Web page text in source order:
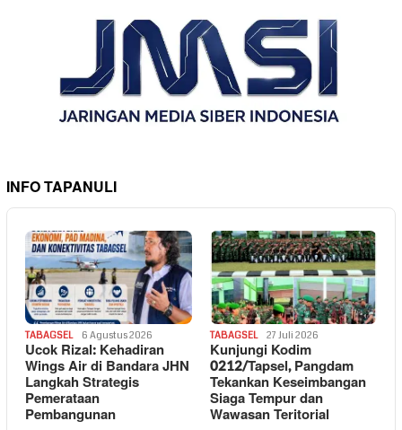
INFO TAPANULI
TABAGSEL 6 Agustus 2026
Ucok Rizal: Kehadiran
Wings Air di Bandara JHN
Langkah Strategis
Pemerataan
Pembangunan
TABAGSEL 27 Juli 2026
Kunjungi Kodim
0212/Tapsel, Pangdam
Tekankan Keseimbangan
Siaga Tempur dan
Wawasan Teritorial